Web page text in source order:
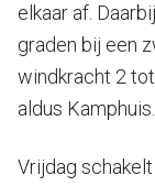
elkaar af.
graden bij een
windkracht 2
aldus Kamphuis.
Vrijdag